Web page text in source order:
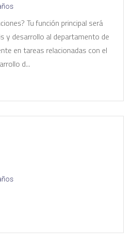
Tu función principal será
y desarrollo al departamento de
en tareas relacionadas con el
d...